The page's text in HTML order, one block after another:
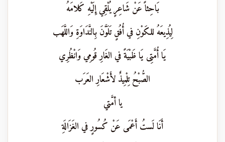
بَاحِثاً عَنْ شَاعِرٍ يُلْقِي إِلَيْهِ كَلامَهُ
لِيُذِيعَهُ للكَوْنِ في أُفُقٍ تَلَوَّنَ بِالنَّدَاوَةِ وَاللَّهَب
يَا أُمَّتِى يَا ظَبْيَةً في الغَارِ قُومِي وَانْظُرِي
الصُّبْحُ تِلْمِيذٌ لأَشْعَارِ العَرَب
يا أمَّتي
أَنَا لَستُ أَعْمَى عَنْ كُسُورٍ في الغَزَالَةِ